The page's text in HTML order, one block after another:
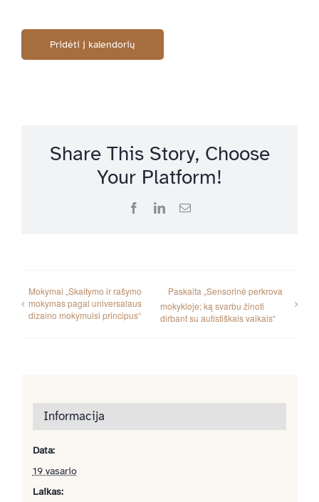
Pridėti į kalendorių
Share This Story, Choose
Your Platform!
FacebookLinkedInEmail
Mokymai „Skaitymo ir rašymo
mokymas pagal universalaus
dizaino mokymuisi principus“
Paskaita „Sensorinė perkrova
mokykloje; ką svarbu žinoti
dirbant su autistiškais vaikais“
Informacija
Data:
19 vasario
Laikas: